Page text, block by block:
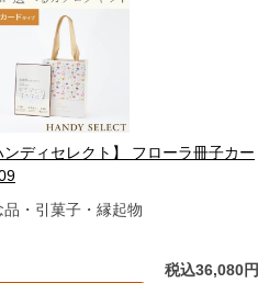
ンディセレクト】 フローラ冊子カー
品・引菓子・縁起物
税込36,080円